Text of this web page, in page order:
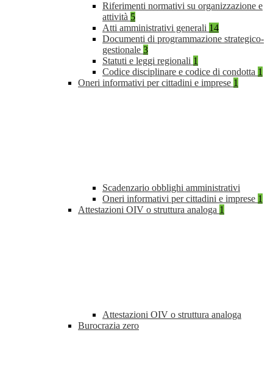
Riferimenti normativi su organizzazione e
attività 5
Atti amministrativi generali 14
Documenti di programmazione strategico-
gestionale 3
Statuti e leggi regionali 1
Codice disciplinare e codice di condotta 1
Oneri informativi per cittadini e imprese 1
Scadenzario obblighi amministrativi
Oneri informativi per cittadini e imprese 1
Attestazioni OIV o struttura analoga 1
Attestazioni OIV o struttura analoga
Burocrazia zero